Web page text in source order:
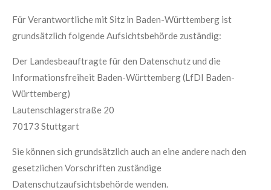
Für Verantwortliche mit Sitz in Baden-Württemberg ist
grundsätzlich folgende Aufsichtsbehörde zuständig:
Der Landesbeauftragte für den Datenschutz und die
Informationsfreiheit Baden-Württemberg (LfDI Baden-
Württemberg)
Lautenschlagerstraße 20
70173 Stuttgart
Sie können sich grundsätzlich auch an eine andere nach den
gesetzlichen Vorschriften zuständige
Datenschutzaufsichtsbehörde wenden.